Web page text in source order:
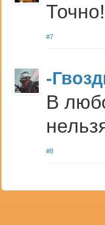
#7
-
В
#8